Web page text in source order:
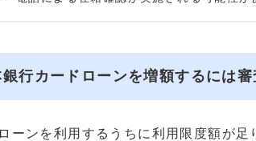
銀行カードローンを増額するには
ーンを利用するうちに利用限度額が足